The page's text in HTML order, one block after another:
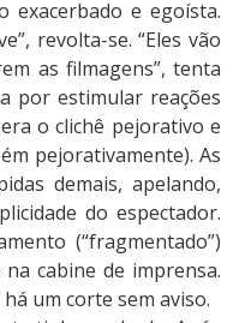
exacerbado e egoísta.
revolta-se. “Eles vão
as filmagens”, tenta
por estimular reações
o clichê pejorativo e
pejorativamente). As
demais, apelando,
do espectador.
(“fragmentado”)
cabine de imprensa.
um corte sem aviso.